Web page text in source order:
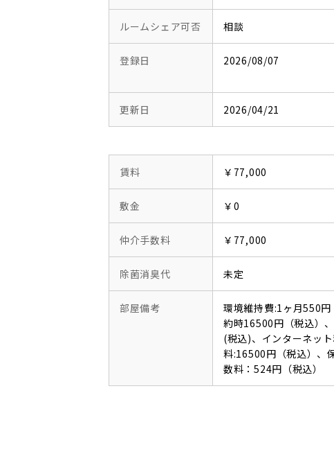
ルームシェア可否 相談
登録日 2026/08/07
更新日 2026/04/21
賃料 ￥77,000
敷金 ￥0
仲介手数料 ￥77,000
除菌消臭代 未定
部屋備考
環境維持費:1ヶ月550
約時16500円（税込）
(税込)、インターネッ
料:16500円（税込）、
数料：524円（税込）